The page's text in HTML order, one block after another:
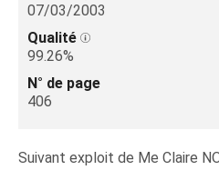
07/03/2003
Qualité
99.26%
N° de page
406
Suivant exploit de Me Claire